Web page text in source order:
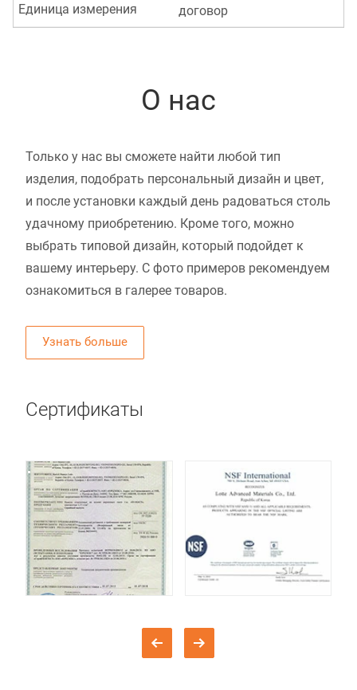
договор
Единица измерения
О нас
Только у нас вы сможете найти любой тип
изделия, подобрать персональный дизайн и цвет,
и после установки каждый день радоваться столь
удачному приобретению. Кроме того, можно
выбрать типовой дизайн, который подойдет к
вашему интерьеру. С фото примеров рекомендуем
ознакомиться в галерее товаров.
Узнать больше
Сертификаты